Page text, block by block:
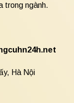
trong ngành.
Hà Nội